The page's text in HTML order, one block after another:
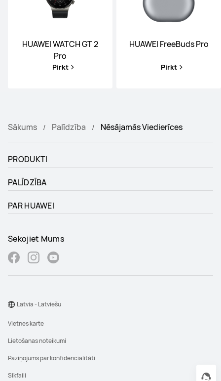
HUAWEI WATCH GT 2
Pro
Pirkt
HUAWEI FreeBuds Pro
Pirkt
Sākums Palīdzība Nēsājamās Viedierīces
PRODUKTI
PALĪDZĪBA
PAR HUAWEI
Sekojiet Mums
Vietnes karte
Lietošanas noteikumi
Paziņojums par konfidencialitāti
Sīkfaili
Latvia - Latviešu